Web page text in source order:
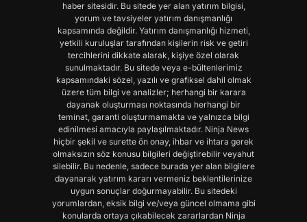
haber sitesidir. Bu sitede yer alan yatırım bilgisi,
yorum ve tavsiyeler yatırım danışmanlığı
kapsamında değildir. Yatırım danışmanlığı hizmeti,
yetkili kuruluşlar tarafından kişilerin risk ve getiri
tercihlerini dikkate alarak, kişiye özel olarak
sunulmaktadır. Bu sitede veya e-bültenlerimiz
kapsamındaki sözel, yazılı ve grafiksel dahil olmak
üzere tüm bilgi ve analizler; herhangi bir karara
dayanak oluşturması noktasında herhangi bir
teminat, garanti oluşturmamakta ve yalnızca bilgi
edinilmesi amacıyla paylaşılmaktadır. Ninja News
hiçbir şekil ve surette ön onay, ihbar ve ihtara gerek
olmaksızın söz konusu bilgileri değiştirebilir veyahut
silebilir. Bu nedenle, sadece burada yer alan bilgilere
dayanarak yatırım kararı vermeniz beklentilerinize
uygun sonuçlar doğurmayabilir. Bu sitedeki
yorumlardan, eksik bilgi ve/veya güncel olmama gibi
konularda ortaya çıkabilecek zararlardan Ninja